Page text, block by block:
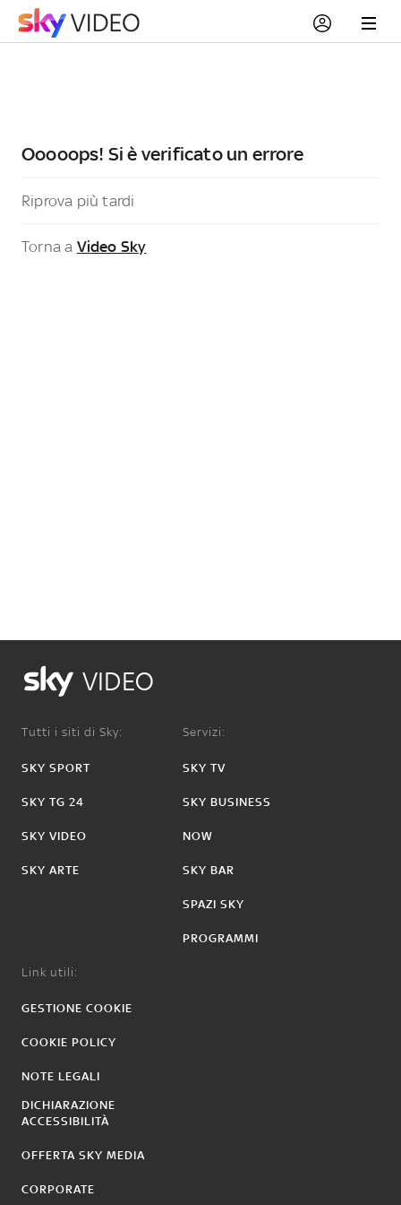
Ooooops! Si è verificato un errore
Riprova più tardi
Torna a Video Sky
VIDEO
Tutti i siti di Sky:
SKY SPORT
SKY TG 24
SKY VIDEO
SKY ARTE
Servizi:
SKY TV
SKY BUSINESS
NOW
SKY BAR
SPAZI SKY
PROGRAMMI
Link utili:
GESTIONE COOKIE
COOKIE POLICY
NOTE LEGALI
DICHIARAZIONE
ACCESSIBILITÀ
OFFERTA SKY MEDIA
CORPORATE